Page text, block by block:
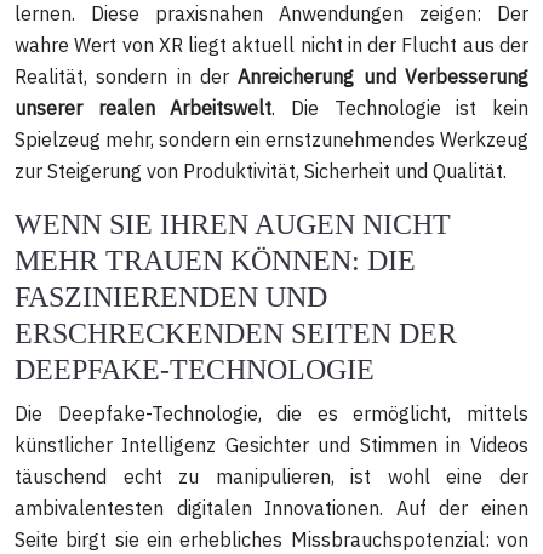
lernen. Diese praxisnahen Anwendungen zeigen: Der
wahre Wert von XR liegt aktuell nicht in der Flucht aus der
Realität, sondern in derAnreicherung und Verbesserung
unserer realen Arbeitswelt. Die Technologie ist kein
Spielzeug mehr, sondern ein ernstzunehmendes Werkzeug
zur Steigerung von Produktivität, Sicherheit und Qualität.
WENN SIE IHREN AUGEN NICHT
MEHR TRAUEN KÖNNEN: DIE
FASZINIERENDEN UND
ERSCHRECKENDEN SEITEN DER
DEEPFAKE-TECHNOLOGIE
Die Deepfake-Technologie, die es ermöglicht, mittels
künstlicher Intelligenz Gesichter und Stimmen in Videos
täuschend echt zu manipulieren, ist wohl eine der
ambivalentesten digitalen Innovationen. Auf der einen
Seite birgt sie ein erhebliches Missbrauchspotenzial: von